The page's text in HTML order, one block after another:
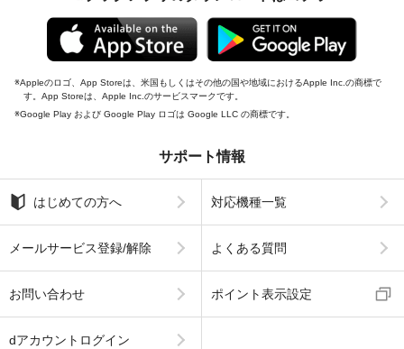
Appleのロゴ、App Storeは、米国もしくはその他の国や地域におけるApple Inc.の商標で
す。App Storeは、Apple Inc.のサービスマークです。
Google Play および Google Play ロゴは Google LLC の商標です。
サポート情報
はじめての方へ 対応機種一覧
メールサービス登録/解除 よくある質問
お問い合わせ ポイント表示設定
dアカウントログイン